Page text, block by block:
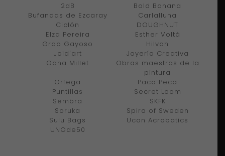
2dB
Bold Banana
Bufandas de Ezcaray
Carlalluna
Ciclón
DOUGHNUT
Elza Pereira
Esther Voltà
Grao Gayoso
Hilvah
Joid'art
Joyería Creativa
Oana Millet
Obras maestras de la
pintura
Orfega
Paca Peca
Puntillas
Secret Loom
Sembra
SKFK
Soruka
Spira of Sweden
Sulu Bags
Ucon Acrobatics
UNOde50